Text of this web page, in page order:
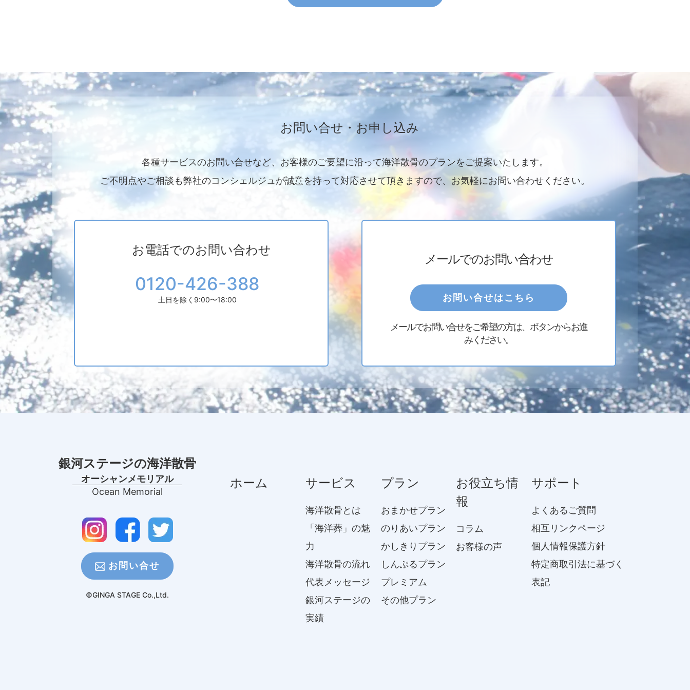
お問い合せ・お申し込み
各種サービスのお問い合せなど、お客様のご要望に沿って海洋散骨のプランをご提案いたします。
ご不明点やご相談も弊社のコンシェルジュが誠意を持って対応させて頂きますので、お気軽にお問い合わせください。
お電話でのお問い合わせ
0120-426-388
土日を除く9:00〜18:00
メールでのお問い合わせ
お問い合せはこちら
メールでお問い合せをご希望の方は、ボタンからお進
みください。
銀河ステージの海洋散骨
オーシャンメモリアル
Ocean Memorial
お問い合せ
©GINGA STAGE Co.,Ltd.
ホーム サービス
海洋散骨とは
「海洋葬」の魅
力
海洋散骨の流れ
代表メッセージ
銀河ステージの
実績
プラン
おまかせプラン
のりあいプラン
かしきりプラン
しんぷるプラン
プレミアム
その他プラン
お役立ち情
報
コラム
お客様の声
サポート
よくあるご質問
相互リンクページ
個人情報保護方針
特定商取引法に基づく
表記